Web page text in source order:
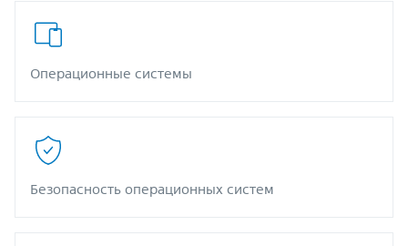
Операционные системы
Безопасность операционных систем